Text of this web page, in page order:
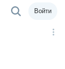
Войти